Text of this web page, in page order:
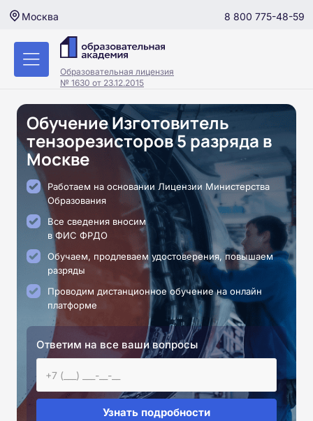
Москва 8 800 775-48-59
Образовательная лицензия
№ 1630 от 23.12.2015
Обучение Изготовитель
тензорезисторов 5 разряда в
Москве
Работаем на основании Лицензии Министерства
Образования
Все сведения вносим
в ФИС ФРДО
Обучаем, продлеваем удостоверения, повышаем
разряды
Проводим дистанционное обучение на онлайн
платформе
Ответим на все ваши вопросы
Узнать подробности